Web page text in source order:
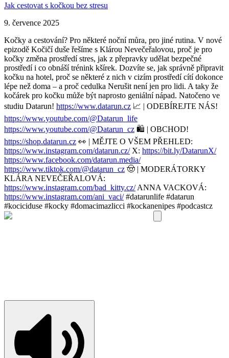
Jak cestovat s kočkou bez stresu
9. července 2025
Kočky a cestování? Pro některé noční můra, pro jiné rutina. V nové
epizodě Kočičí duše řešíme s Klárou Nevečeřalovou, proč je pro
kočky změna prostředí stres, jak z přepravky udělat bezpečné
prostředí i co obnáší trénink kšírek. Dozvíte se, jak správně připravit
kočku na hotel, proč se některé z nich v cizím prostředí cítí dokonce
lépe než doma – a proč cedulka Nerušit není jen pro lidi. A taky že
kočárek pro kočku může být naprosto geniální nápad. Natočeno ve
studiu Datarun! https://www.datarun.cz 📈 | ODEBÍREJTE NÁS!
https://www.youtube.com/@Datarun_life
https://www.youtube.com/@Datarun_cz 🛍️ | OBCHOD!
https://shop.datarun.cz 👀 | MĚJTE O VŠEM PŘEHLED:
https://www.instagram.com/datarun.cz/X: https://bit.ly/DatarunX/
https://www.facebook.com/datarun.media/
https://www.tiktok.com/@datarun_cz 🤠 | MODERÁTORKY
KLÁRA NEVEČEŘALOVÁ:
https://www.instagram.com/bad_kitty.cz/ANNA VACKOVÁ:
https://www.instagram.com/ani_vaci/#datarunlife #datarun
#kociciduse #kocky #domacimazlicci #kockanenipes #podcastcz